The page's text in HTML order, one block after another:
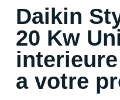
Daikin
20 Kw
a votre